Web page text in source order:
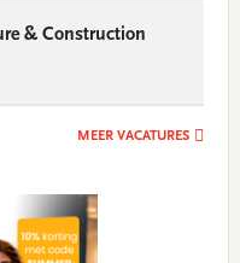
& Construction
MEER VACATURES